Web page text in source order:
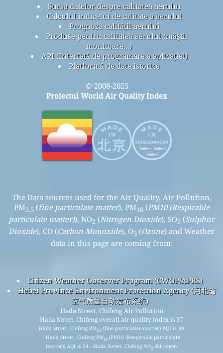
Sursa datelor despre calitatea aerului
Calculul indicelui de calitate a aerului
Prognoza calității aerului
Produse pentru calitatea aerului (măști,
monitoare...)
API (Interfață de programare a aplicației)
Platformă de date istorice
© 2008-2025
Proiectul World Air Quality Index
The Data sources used for the Air Quality, Air Pollution,
PM2.5 (fine particulate matter), PM10(PM10 (Respirable
particulate matter)), NO2 (Nitrogen Dioxide), SO2 (Sulphur
Dioxide), CO (Carbon Monoxide), O3 (Ozone) and Weather
data in this page are coming from:
Citizen Weather Observer Program (CWOP/APRS)
Hebei Province Environment Protection Agency (河北省
空气质量自动发布系统)
Hada Street, Chifeng Air Pollution
Hada Street, Chifeng overall air quality index is 37
Hada Street, Chifeng PM2.5(fine particulate matter) AQI is 30
- Hada Street, Chifeng PM10(PM10 (Respirable particulate
matter)) AQI is 24 - Hada Street, Chifeng NO2 (Nitrogen